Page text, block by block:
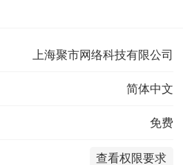
上海聚市网络科技有限公司
简体中文
免费
查看权限要求